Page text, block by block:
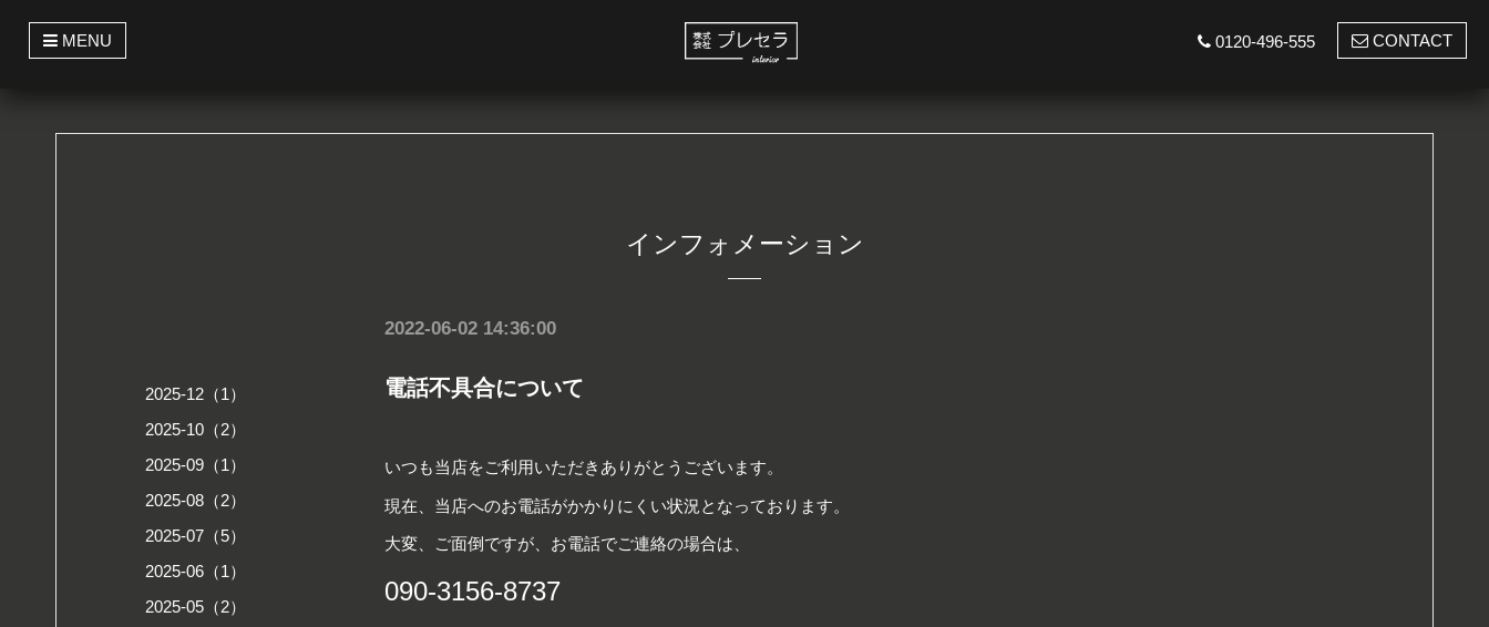
o
MENU 0120-496-555 CONTACT
インフォメーション
2022-06-02 14:36:00
電話不具合について
いつも当店をご利用いただきありがとうございます。
現在、当店へのお電話がかかりにくい状況となっております。
大変、ご面倒ですが、お電話でご連絡の場合は、
090-3156-8737
2025-12（1）
2025-10（2）
2025-09（1）
2025-08（2）
2025-07（5）
2025-06（1）
2025-05（2）